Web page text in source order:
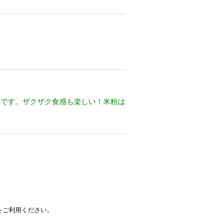
す。ザクザク食感も楽しい！米粉は
利用ください。